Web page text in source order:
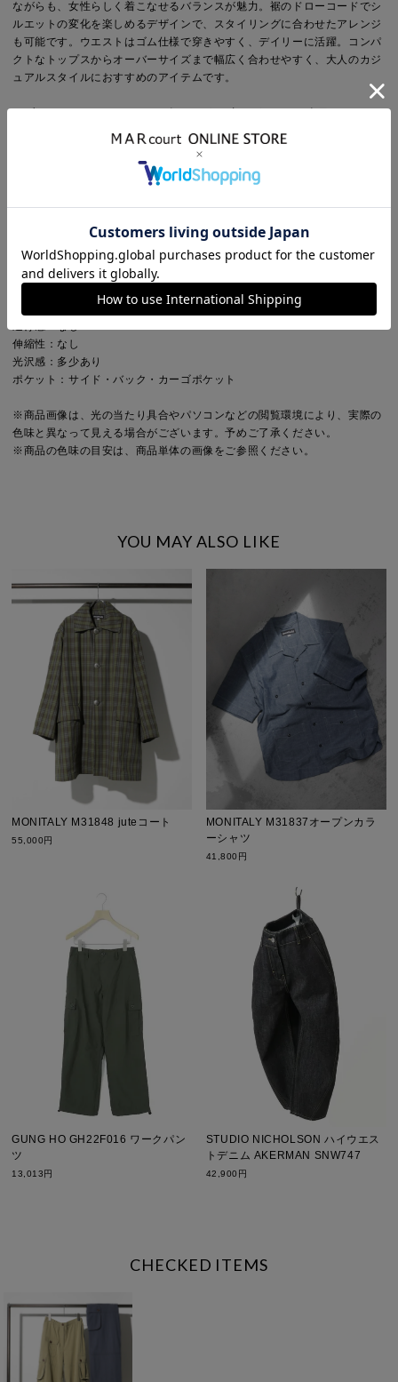
ながらも、女性らしく着こなせるバランスが魅力。裾のドローコードでシ
ルエットの変化を楽しめるデザインで、スタイリングに合わせたアレンジ
も可能です。ウエストはゴム仕様で穿きやすく、デイリーに活躍。コンパ
クトなトップスからオーバーサイズまで幅広く合わせやすく、大人のカジ
ュアルスタイルにおすすめのアイテムです。
※ブラック(color99)は、ネイビーのような青みがかったお色目です。
メーカー表記No：261LTR0415
メーカー表記カラー：027(OLV)・009(BLK)
デザイン：無地
ウエスト：ゴムあり
伸縮性：なし
光沢感：多少あり
ポケット：サイド・バック・カーゴポケット
※商品画像は、光の当たり具合やパソコンなどの閲覧環境により、実際の
色味と異なって見える場合がございます。予めご了承ください。
※商品の色味の目安は、商品単体の画像をご参照ください。
YOU MAY ALSO LIKE
MONITALY M31848 juteコート
55,000円
MONITALY M31837オープンカラ
ーシャツ
41,800円
GUNG HO GH22F016 ワークパン
ツ
13,013円
STUDIO NICHOLSON ハイウエス
トデニム AKERMAN SNW747
42,900円
CHECKED ITEMS